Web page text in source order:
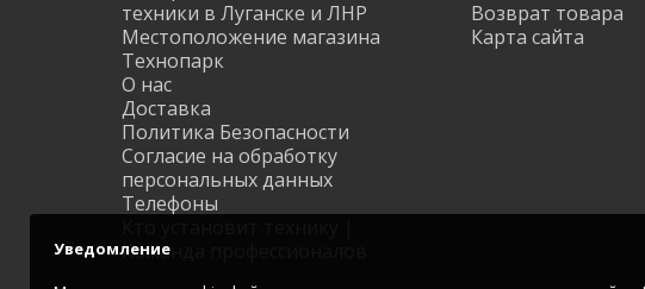
техники в Луганске и ЛНР
Местоположение магазина
Технопарк
О нас
Доставка
Политика Безопасности
Согласие на обработку
персональных данных
Телефоны
Команда профессионалов
Возврат товара
Карта сайта
Уведомление